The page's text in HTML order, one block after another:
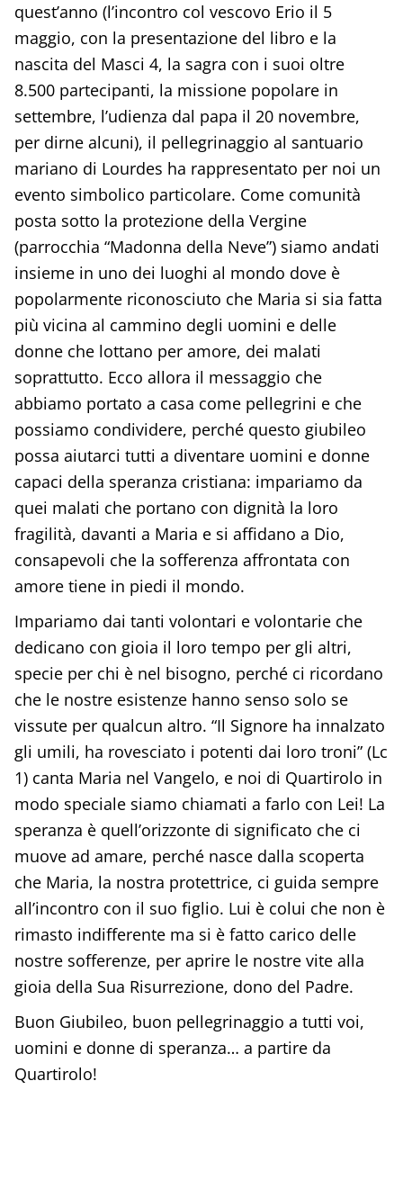
quest’anno (l’incontro col vescovo Erio il 5
maggio, con la presentazione del libro e la
nascita del Masci 4, la sagra con i suoi oltre
8.500 partecipanti, la missione popolare in
settembre, l’udienza dal papa il 20 novembre,
per dirne alcuni), il pellegrinaggio al santuario
mariano di Lourdes ha rappresentato per noi un
evento simbolico particolare. Come comunità
posta sotto la protezione della Vergine
(parrocchia “Madonna della Neve”) siamo andati
insieme in uno dei luoghi al mondo dove è
popolarmente riconosciuto che Maria si sia fatta
più vicina al cammino degli uomini e delle
donne che lottano per amore, dei malati
soprattutto. Ecco allora il messaggio che
abbiamo portato a casa come pellegrini e che
possiamo condividere, perché questo giubileo
possa aiutarci tutti a diventare uomini e donne
capaci della speranza cristiana: impariamo da
quei malati che portano con dignità la loro
fragilità, davanti a Maria e si affidano a Dio,
consapevoli che la sofferenza affrontata con
amore tiene in piedi il mondo.
Impariamo dai tanti volontari e volontarie che
dedicano con gioia il loro tempo per gli altri,
specie per chi è nel bisogno, perché ci ricordano
che le nostre esistenze hanno senso solo se
vissute per qualcun altro. “Il Signore ha innalzato
gli umili, ha rovesciato i potenti dai loro troni” (Lc
1) canta Maria nel Vangelo, e noi di Quartirolo in
modo speciale siamo chiamati a farlo con Lei! La
speranza è quell’orizzonte di significato che ci
muove ad amare, perché nasce dalla scoperta
che Maria, la nostra protettrice, ci guida sempre
all’incontro con il suo figlio. Lui è colui che non è
rimasto indifferente ma si è fatto carico delle
nostre sofferenze, per aprire le nostre vite alla
gioia della Sua Risurrezione, dono del Padre.
Buon Giubileo, buon pellegrinaggio a tutti voi,
uomini e donne di speranza… a partire da
Quartirolo!